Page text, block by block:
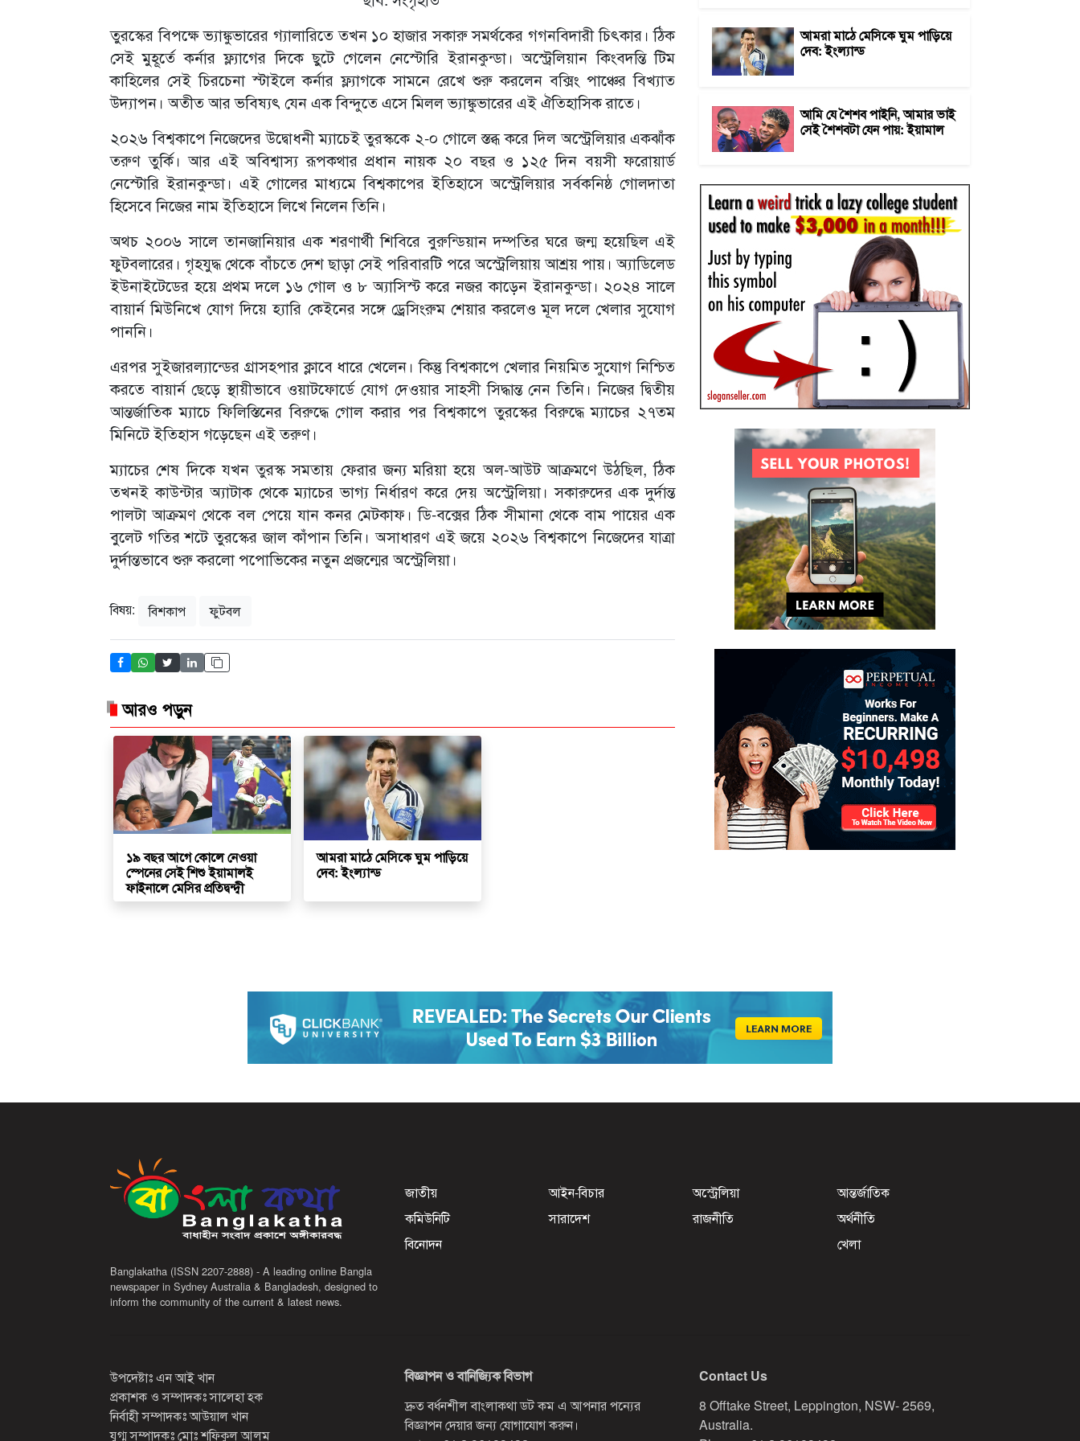
তুরস্কের বিপক্ষে ভ্যাঙ্কুভারের গ্যালারিতে তখন ১০ হাজার সকারু সমর্থকের গগনবিদারী চিৎকার। ঠিক
সেই মুহূর্তে কর্নার ফ্ল্যাগের দিকে ছুটে গেলেন নেস্টোরি ইরানকুন্ডা। অস্ট্রেলিয়ান কিংবদন্তি টিম
কাহিলের সেই চিরচেনা স্টাইলে কর্নার ফ্ল্যাগকে সামনে রেখে শুরু করলেন বক্সিং পাঞ্চের বিখ্যাত
উদ্যাপন। অতীত আর ভবিষ্যৎ যেন এক বিন্দুতে এসে মিলল ভ্যাঙ্কুভারের এই ঐতিহাসিক রাতে।
২০২৬ বিশ্বকাপে নিজেদের উদ্বোধনী ম্যাচেই তুরস্ককে ২-০ গোলে স্তব্ধ করে দিল অস্ট্রেলিয়ার একঝাঁক
তরুণ তুর্কি। আর এই অবিশ্বাস্য রূপকথার প্রধান নায়ক ২০ বছর ও ১২৫ দিন বয়সী ফরোয়ার্ড
নেস্টোরি ইরানকুন্ডা। এই গোলের মাধ্যমে বিশ্বকাপের ইতিহাসে অস্ট্রেলিয়ার সর্বকনিষ্ঠ গোলদাতা
হিসেবে নিজের নাম ইতিহাসে লিখে নিলেন তিনি।
অথচ ২০০৬ সালে তানজানিয়ার এক শরণার্থী শিবিরে বুরুন্ডিয়ান দম্পতির ঘরে জন্ম হয়েছিল এই
ফুটবলারের। গৃহযুদ্ধ থেকে বাঁচতে দেশ ছাড়া সেই পরিবারটি পরে অস্ট্রেলিয়ায় আশ্রয় পায়। অ্যাডিলেড
ইউনাইটেডের হয়ে প্রথম দলে ১৬ গোল ও ৮ অ্যাসিস্ট করে নজর কাড়েন ইরানকুন্ডা। ২০২৪ সালে
বায়ার্ন মিউনিখে যোগ দিয়ে হ্যারি কেইনের সঙ্গে ড্রেসিংরুম শেয়ার করলেও মূল দলে খেলার সুযোগ
পাননি।
এরপর সুইজারল্যান্ডের গ্রাসহপার ক্লাবে ধারে খেলেন। কিন্তু বিশ্বকাপে খেলার নিয়মিত সুযোগ নিশ্চিত
করতে বায়ার্ন ছেড়ে স্থায়ীভাবে ওয়াটফোর্ডে যোগ দেওয়ার সাহসী সিদ্ধান্ত নেন তিনি। নিজের দ্বিতীয়
আন্তর্জাতিক ম্যাচে ফিলিস্তিনের বিরুদ্ধে গোল করার পর বিশ্বকাপে তুরস্কের বিরুদ্ধে ম্যাচের ২৭তম
মিনিটে ইতিহাস গড়েছেন এই তরুণ।
ম্যাচের শেষ দিকে যখন তুরস্ক সমতায় ফেরার জন্য মরিয়া হয়ে অল-আউট আক্রমণে উঠছিল, ঠিক
তখনই কাউন্টার অ্যাটাক থেকে ম্যাচের ভাগ্য নির্ধারণ করে দেয় অস্ট্রেলিয়া। সকারুদের এক দুর্দান্ত
পালটা আক্রমণ থেকে বল পেয়ে যান কনর মেটকাফ। ডি-বক্সের ঠিক সীমানা থেকে বাম পায়ের এক
বুলেট গতির শটে তুরস্কের জাল কাঁপান তিনি। অসাধারণ এই জয়ে ২০২৬ বিশ্বকাপে নিজেদের যাত্রা
দুর্দান্তভাবে শুরু করলো পপোভিকের নতুন প্রজন্মের অস্ট্রেলিয়া।
বিষয়: বিশকাপ ফুটবল
আরও পড়ুন
১৯ বছর আগে কোলে নেওয়া
স্পেনের সেই শিশু ইয়ামালই
ফাইনালে মেসির প্রতিদ্বন্দ্বী
আমরা মাঠে মেসিকে ঘুম পাড়িয়ে
দেব: ইংল্যান্ড
আমরা মাঠে মেসিকে ঘুম পাড়িয়ে
দেব: ইংল্যান্ড
আমি যে শৈশব পাইনি, আমার ভাই
সেই শৈশবটা যেন পায়: ইয়ামাল
Banglakatha (ISSN 2207-2888) - A leading online Bangla
newspaper in Sydney Australia & Bangladesh, designed to
inform the community of the current & latest news.
জাতীয় আইন-বিচার অস্ট্রেলিয়া
আন্তর্জাতিক
কমিউনিটি
সারাদেশ রাজনীতি
অর্থনীতি
বিনোদন
খেলা
উপদেষ্টাঃ এন আই খান
প্রকাশক ও সম্পাদকঃ সালেহা হক
নির্বাহী সম্পাদকঃ আউয়াল খান
যুগ্ম সম্পাদকঃ মোঃ শফিকুল আলম
বিজ্ঞাপন ও বানিজ্যিক বিভাগ
দ্রুত বর্ধনশীল বাংলাকথা ডট কম এ আপনার পন্যের
বিজ্ঞাপন দেয়ার জন্য যোগাযোগ করুন।
Contact Us
8 Offtake Street, Leppington, NSW- 2569,
Australia.